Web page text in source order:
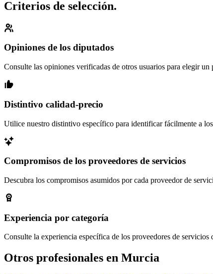
Criterios de selección.
Opiniones de los diputados
Consulte las opiniones verificadas de otros usuarios para elegir
Distintivo calidad-precio
Utilice nuestro distintivo específico para identificar fácilmente a
Compromisos de los proveedores de servicios
Descubra los compromisos asumidos por cada proveedor de
Experiencia por categoría
Consulte la experiencia específica de los proveedores de servicios
Otros profesionales en Murcia